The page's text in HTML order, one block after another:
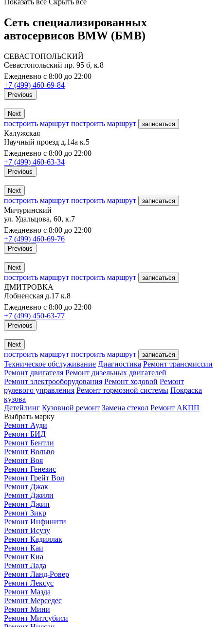
Показать все Скрыть все
Сеть специализированных
автосервисов BMW (БМВ)
СЕВАСТОПОЛЬСКИЙ
Севастопольский пр. 95 б, к.8
Ежедневно с 8:00 до 22:00
+7 (499) 460-69-84
Previous
Next
построить маршрут построить маршрут записаться
Калужская
Научный проезд д.14а к.5
Ежедневно с 8:00 до 22:00
+7 (499) 460-63-34
Previous
Next
построить маршрут построить маршрут записаться
Мичуринский
ул. Удальцова, 60, к.7
Ежедневно с 8:00 до 22:00
+7 (499) 460-69-76
Previous
Next
построить маршрут построить маршрут записаться
ДМИТРОВКА
Лобненская д.17 к.8
Ежедневно с 8:00 до 22:00
+7 (499) 450-63-77
Previous
Next
построить маршрут построить маршрут записаться
Техническое обслуживание Диагностика Ремонт трансмиссии
Ремонт двигателя Ремонт дизельных двигателей
Ремонт электрооборудования Ремонт ходовой Ремонт
рулевого управления Ремонт тормозной системы Покраска
кузова
Детейлинг Кузовной ремонт Замена стекол Ремонт АКПП
Выбрать марку
Ремонт Ауди
Ремонт БИД
Ремонт Бентли
Ремонт Вольво
Ремонт Воя
Ремонт Генезис
Ремонт Грейт Вол
Ремонт Джак
Ремонт Джили
Ремонт Джип
Ремонт Зикр
Ремонт Инфинити
Ремонт Исузу
Ремонт Кадиллак
Ремонт Каи
Ремонт Киа
Ремонт Лада
Ремонт Ланд-Ровер
Ремонт Лексус
Ремонт Мазда
Ремонт Мерседес
Ремонт Мини
Ремонт Митсубиси